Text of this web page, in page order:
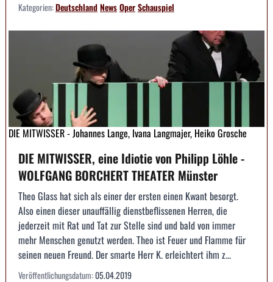
Kategorien:DeutschlandNewsOperSchauspiel
DIE MITWISSER - Johannes Lange, Ivana Langmajer, Heiko Grosche
DIE MITWISSER, eine Idiotie von Philipp Löhle -
WOLFGANG BORCHERT THEATER Münster
Theo Glass hat sich als einer der ersten einen Kwant besorgt.
Also einen dieser unauffällig dienstbeflissenen Herren, die
jederzeit mit Rat und Tat zur Stelle sind und bald von immer
mehr Menschen genutzt werden. Theo ist Feuer und Flamme für
seinen neuen Freund. Der smarte Herr K. erleichtert ihm z...
Veröffentlichungsdatum:05.04.2019